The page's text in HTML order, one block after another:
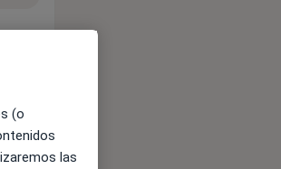
(o
las